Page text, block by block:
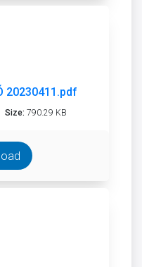
20230411.pdf
Size: 790.29 KB